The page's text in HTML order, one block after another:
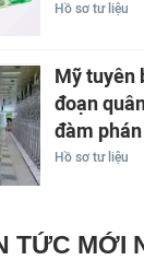
Hồ sơ tư liệu
Mỹ tuyên
đoạn
đàm
Hồ sơ tư liệu
TỨC MỚI